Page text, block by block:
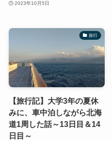
2023年10月5日
旅行
【旅行記】大学3年の夏休
みに、車中泊しながら北海
道1周した話～13日目＆14
日目～